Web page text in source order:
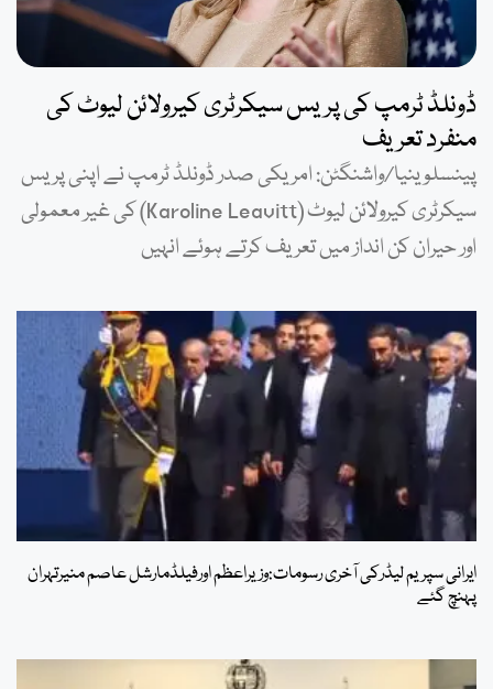
ڈونلڈ ٹرمپ کی پریس سیکرٹری کیرولائن لیوٹ کی
منفرد تعریف
پینسلوینیا/واشنگٹن: امریکی صدر ڈونلڈ ٹرمپ نے اپنی پریس
سیکرٹری کیرولائن لیوٹ (Karoline Leavitt) کی غیر معمولی
اور حیران کن انداز میں تعریف کرتے ہوئے انہیں
ایرانی سپریم لیڈرکی آخری رسومات:وزیراعظم اورفیلڈمارشل عاصم منیرتہران
پہنچ گئے